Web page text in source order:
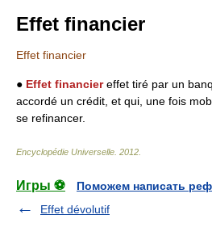
Effet financier
Effet financier
● Effet financiereffet tiré par un
accordé un crédit, et qui, une fois
se refinancer.
Encyclopédie Universelle 2012
Игры ⚽
Поможем написать
Effet dévolutif